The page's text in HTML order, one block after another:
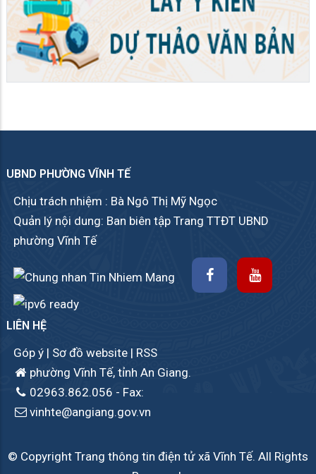
UBND PHƯỜNG VĨNH TẾ
Chịu trách nhiệm : Bà Ngô Thị Mỹ Ngọc
Quản lý nội dung: Ban biên tập Trang TTĐT UBND
phường Vĩnh Tế
LIÊN HỆ
Góp ý | Sơ đồ website | RSS
phường Vĩnh Tế, tỉnh An Giang.
02963.862.056 - Fax:
vinhte@angiang.gov.vn
© Copyright Trang thông tin điện tử xã Vĩnh Tế. All Rights